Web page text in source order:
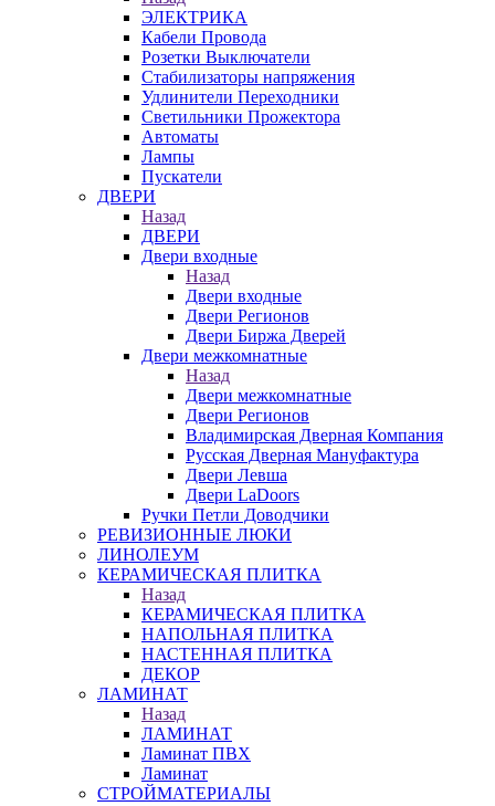
ЭЛЕКТРИКА
Кабели Провода
Розетки Выключатели
Стабилизаторы напряжения
Удлинители Переходники
Светильники Прожектора
Автоматы
Лампы
Пускатели
ДВЕРИ
Назад
ДВЕРИ
Двери входные
Назад
Двери входные
Двери Регионов
Двери Биржа Дверей
Двери межкомнатные
Назад
Двери межкомнатные
Двери Регионов
Владимирская Дверная Компания
Русская Дверная Мануфактура
Двери Левша
Двери LaDoors
Ручки Петли Доводчики
РЕВИЗИОННЫЕ ЛЮКИ
ЛИНОЛЕУМ
КЕРАМИЧЕСКАЯ ПЛИТКА
Назад
КЕРАМИЧЕСКАЯ ПЛИТКА
НАПОЛЬНАЯ ПЛИТКА
НАСТЕННАЯ ПЛИТКА
ДЕКОР
ЛАМИНАТ
Назад
ЛАМИНАТ
Ламинат ПВХ
Ламинат
СТРОЙМАТЕРИАЛЫ